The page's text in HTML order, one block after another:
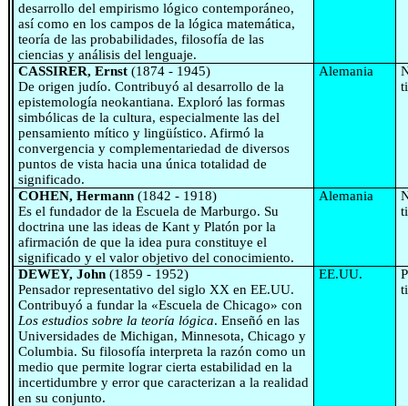
desarrollo del empirismo lógico contemporáneo,
así como en los campos de la lógica matemática,
teoría de las probabilidades, filosofía de las
ciencias y análisis del lenguaje.
CASSIRER, Ernst(1874 - 1945)
De origen judío. Contribuyó al desarrollo de la
epistemología neokantiana. Exploró las formas
simbólicas de la cultura, especialmente las del
pensamiento mítico y lingüístico. Afirmó la
convergencia y complementariedad de diversos
puntos de vista hacia una única totalidad de
significado.
Alemania
COHEN, Hermann(1842 - 1918)
Es el fundador de la Escuela de Marburgo. Su
doctrina une las ideas de Kant y Platón por la
afirmación de que la idea pura constituye el
significado y el valor objetivo del conocimiento.
Alemania
DEWEY, John(1859 - 1952)
Pensador representativo del siglo XX en EE.UU.
Contribuyó a fundar la «Escuela de Chicago» con
Los estudios sobre la teoría lógica. Enseñó en las
Universidades de Michigan, Minnesota, Chicago y
Columbia. Su filosofía interpreta la razón como un
medio que permite lograr cierta estabilidad en la
incertidumbre y error que caracterizan a la realidad
en su conjunto.
EE.UU.